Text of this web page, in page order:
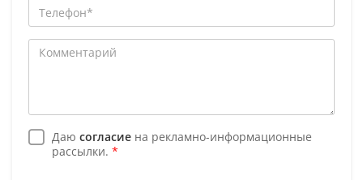
Даю согласие на рекламно-информационные
рассылки. *